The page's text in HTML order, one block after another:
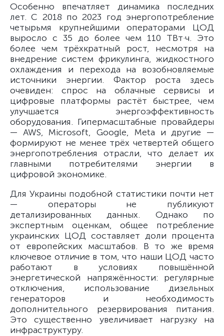
Особенно впечатляет динамика последних
лет. С 2018 по 2023 год энергопотребление
четырьмя крупнейшими операторами ЦОД
выросло с 35 до более чем 110 ТВт·ч. Это
более чем трёхкратный рост, несмотря на
внедрение систем фрикулинга, жидкостного
охлаждения и перехода на возобновляемые
источники энергии. Фактор роста здесь
очевиден: спрос на облачные сервисы и
цифровые платформы растёт быстрее, чем
улучшается энергоэффективность
оборудования. Гипермасштабные провайдеры
— AWS, Microsoft, Google, Meta и другие —
формируют не менее трёх четвертей общего
энергопотребления отрасли, что делает их
главными потребителями энергии в
цифровой экономике.
Для Украины подобной статистики почти нет
— операторы не публикуют
детализированных данных. Однако по
экспертным оценкам, общее потребление
украинских ЦОД составляет доли процента
от европейских масштабов. В то же время
ключевое отличие в том, что наши ЦОД часто
работают в условиях повышённой
энергетической напряжённости: регулярные
отключения, использование дизельных
генераторов и необходимость
дополнительного резервирования питания.
Это существенно увеличивает нагрузку на
инфраструктуру.